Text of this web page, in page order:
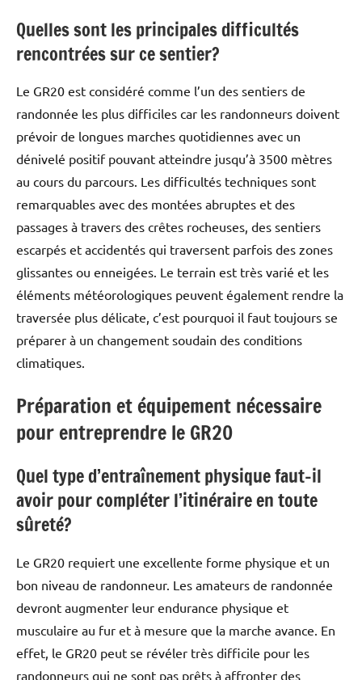
Quelles sont les principales difficultés
rencontrées sur ce sentier?
Le GR20 est considéré comme l’un des sentiers de
randonnée les plus difficiles car les randonneurs doivent
prévoir de longues marches quotidiennes avec un
dénivelé positif pouvant atteindre jusqu’à 3500 mètres
au cours du parcours. Les difficultés techniques sont
remarquables avec des montées abruptes et des
passages à travers des crêtes rocheuses, des sentiers
escarpés et accidentés qui traversent parfois des zones
glissantes ou enneigées. Le terrain est très varié et les
éléments météorologiques peuvent également rendre la
traversée plus délicate, c’est pourquoi il faut toujours se
préparer à un changement soudain des conditions
climatiques.
Préparation et équipement nécessaire
pour entreprendre le GR20
Quel type d’entraînement physique faut-il
avoir pour compléter l’itinéraire en toute
sûreté?
Le GR20 requiert une excellente forme physique et un
bon niveau de randonneur. Les amateurs de randonnée
devront augmenter leur endurance physique et
musculaire au fur et à mesure que la marche avance. En
effet, le GR20 peut se révéler très difficile pour les
randonneurs qui ne sont pas prêts à affronter des